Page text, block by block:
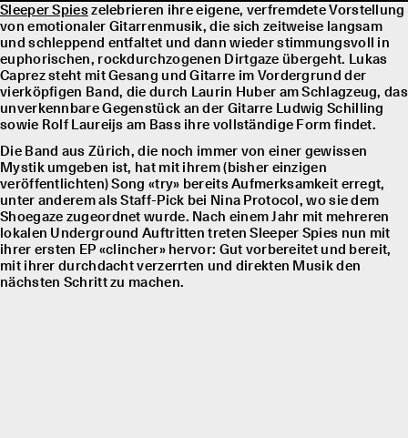
Sleeper Spieszelebrieren ihre eigene, verfremdete Vorstellung
von emotionaler Gitarrenmusik, die sich zeitweise langsam
und schleppend entfaltet und dann wieder stimmungsvoll in
euphorischen, rockdurchzogenen Dirtgaze übergeht. Lukas
Caprez steht mit Gesang und Gitarre im Vordergrund der
vierköpfigen Band, die durch Laurin Huber am Schlagzeug, das
unverkennbare Gegenstück an der Gitarre Ludwig Schilling
sowie Rolf Laureĳs am Bass ihre vollständige Form findet.
Die Band aus Zürich, die noch immer von einer gewissen
Mystik umgeben ist, hat mit ihrem (bisher einzigen
veröffentlichten) Song «try» bereits Aufmerksamkeit erregt,
unter anderem als Staff-Pick bei Nina Protocol, wo sie dem
Shoegaze zugeordnet wurde. Nach einem Jahr mit mehreren
lokalen Underground Auftritten treten Sleeper Spies nun mit
ihrer ersten EP «clincher» hervor: Gut vorbereitet und bereit,
mit ihrer durchdacht verzerrten und direkten Musik den
nächsten Schritt zu machen.